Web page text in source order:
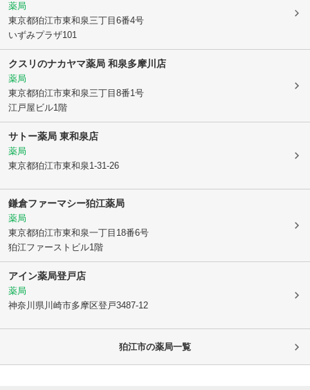
薬局
東京都狛江市東和泉三丁目6番4号
いずみプラザ101
クスリのナカヤマ薬局 和泉多摩川店
薬局
東京都狛江市東和泉三丁目8番1号
江戸屋ビル1階
サトー薬局 東和泉店
薬局
東京都狛江市東和泉1-31-26
鎌倉ファーマシー狛江薬局
薬局
東京都狛江市東和泉一丁目18番6号
狛江ファーストビル1階
アイン薬局登戸店
薬局
神奈川県川崎市多摩区登戸3487-12
狛江市の薬局一覧